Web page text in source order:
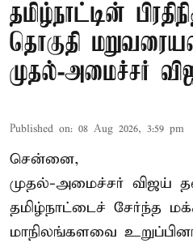
தமிழ்நாட்டின்
தொகுதி
முதல்-அமைச்சர்
Published on: 08 Aug 2026, 3:59 pm
சென்னை,
முதல்-அமைச்சர் விஜய்
தமிழ்நாட்டைச் சேர்ந்த
மாநிலங்களவை